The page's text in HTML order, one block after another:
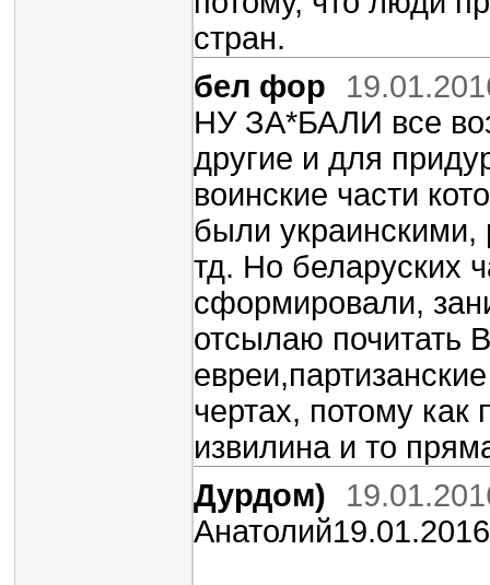
стран.
бел фор
НУ ЗА*БАЛИ все
другие и для
воинские части
были украинскими,
тд. Но беларуских
сформировали,
отсылаю почитать
чертах, потому
извилина и то
Дурдом)